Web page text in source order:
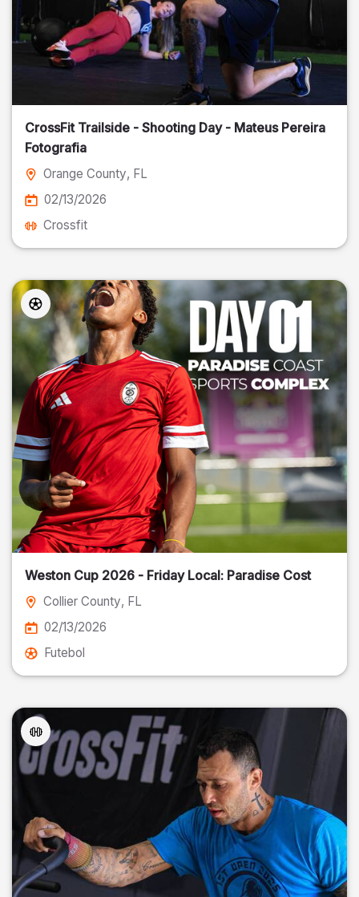
CrossFit Trailside - Shooting Day - Mateus Pereira
Fotografia
Orange County, FL
02/13/2026
Crossfit
Weston Cup 2026 - Friday Local: Paradise Cost
Collier County, FL
02/13/2026
Futebol